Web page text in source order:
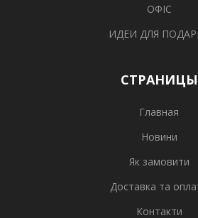
ОФІС
ИДЕИ ДЛЯ
СТРАНИЦЫ
Главная
Новини
Як замовити
Доставка та
Контакти